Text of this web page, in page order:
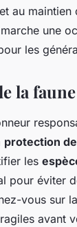
au
une
les
la
protection
les
pour éviter
vous sur
avant